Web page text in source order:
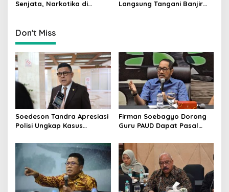
n
Senjata, Narkotika di
Langsung Tangani Banjir
Don't Miss
Soedeson Tandra Apresiasi
Polisi Ungkap Kasus
Tahun di Tapsel
Firman Soebagyo Dorong
Guru PAUD Dapat Pasal